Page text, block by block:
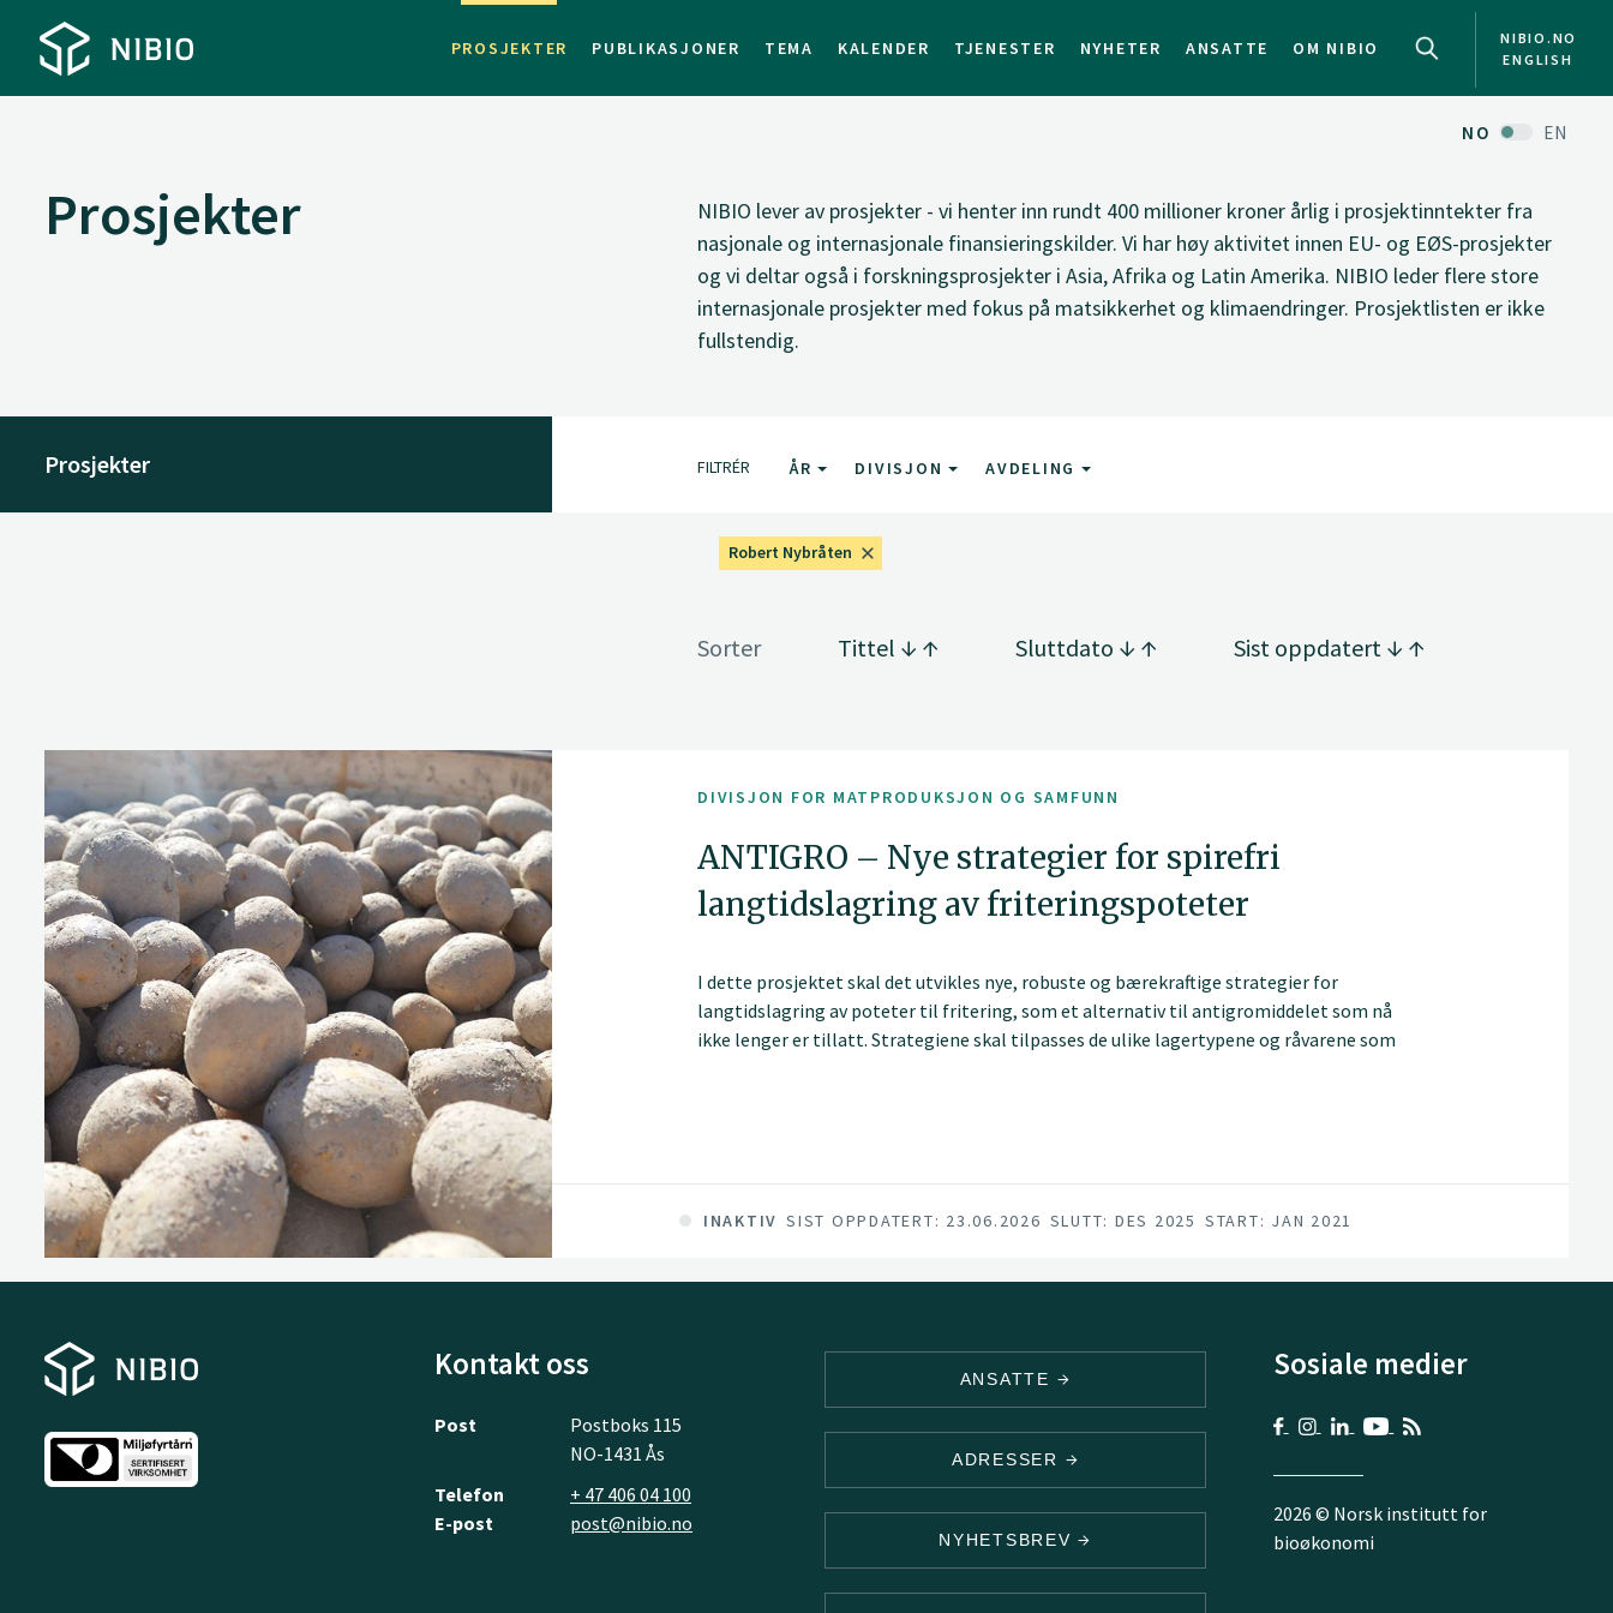
PROSJEKTER PUBLIKASJONER TEMA KALENDER TJENESTER NYHETER ANSATTE OM NIBIO
NIBIO.NO
ENGLISH
NO EN
Prosjekter
NIBIO lever av prosjekter - vi henter inn rundt 400 millioner kroner årlig i prosjektinntekter fra
nasjonale og internasjonale finansieringskilder. Vi har høy aktivitet innen EU- og EØS-prosjekter
og vi deltar også i forskningsprosjekter i Asia, Afrika og Latin Amerika. NIBIO leder flere store
internasjonale prosjekter med fokus på matsikkerhet og klimaendringer. Prosjektlisten er ikke
fullstendig.
Prosjekter FILTRÉR ÅR DIVISJON AVDELING
Robert Nybråten
Sorter Tittel Sluttdato Sist oppdatert
DIVISJON FOR MATPRODUKSJON OG SAMFUNN
ANTIGRO – Nye strategier for spirefri
langtidslagring av friteringspoteter
I dette prosjektet skal det utvikles nye, robuste og bærekraftige strategier for
langtidslagring av poteter til fritering, som et alternativ til antigromiddelet som nå
ikke lenger er tillatt. Strategiene skal tilpasses de ulike lagertypene og råvarene som
INAKTIV SIST OPPDATERT: 23.06.2026 SLUTT: DES 2025 START: JAN 2021
Kontakt oss
Post
Postboks 115
NO-1431 Ås
Telefon
+ 47 406 04 100
E-post
post@nibio.no
ANSATTE
ADRESSER
NYHETSBREV
Sosiale medier
2026 © Norsk institutt for
bioøkonomi